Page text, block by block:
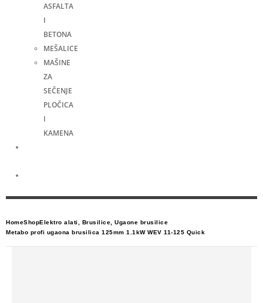
ASFALTA
I
BETONA
MEŠALICE
MAŠINE
ZA
SEČENJE
PLOČICA
I
KAMENA
HomeShopElektro alati Brusilice
Ugaone brusilice
Metabo profi ugaona brusilica 125mm 1.1kW WEV 11-125 Quick